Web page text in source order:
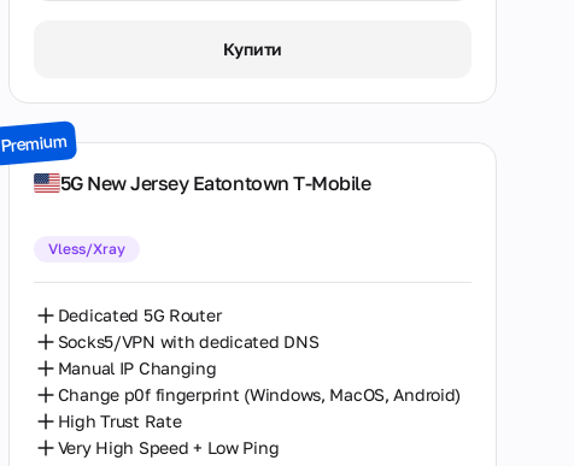
3 Дні / ∞ GB / $21.00
30 Днів / ∞ GB / $162.00
Купити
5G New Jersey Eatontown T-Mobile
Premium
Vless/Xray
Dedicated 5G Router
Socks5/VPN with dedicated DNS
Manual IP Changing
Change p0f fingerprint (Windows, MacOS, Android)
High Trust Rate
Very High Speed + Low Ping